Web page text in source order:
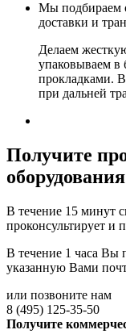
Мы подбираем
доставки и
Делаем
упаковываем в
прокладками.
при дальней
Получите
В течение 15 минут
проконсультирует и
В течение 1 часа Вы
указанную Вами
или позвоните нам
8 (495) 125-35-50
Получите